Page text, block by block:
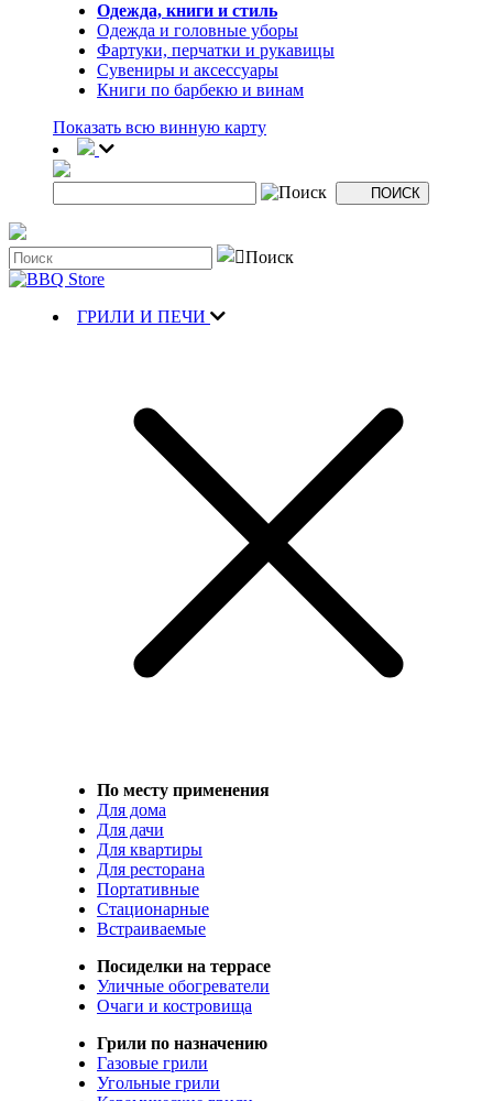
Одежда, книги и стиль
Одежда и головные уборы
Фартуки, перчатки и рукавицы
Сувениры и аксессуары
Книги по барбекю и винам
Показать всю винную карту
ГРИЛИ И ПЕЧИ
По месту применения
Для дома
Для дачи
Для квартиры
Для ресторана
Портативные
Стационарные
Встраиваемые
Посиделки на террасе
Уличные обогреватели
Очаги и костровища
Грили по назначению
Газовые грили
Угольные грили